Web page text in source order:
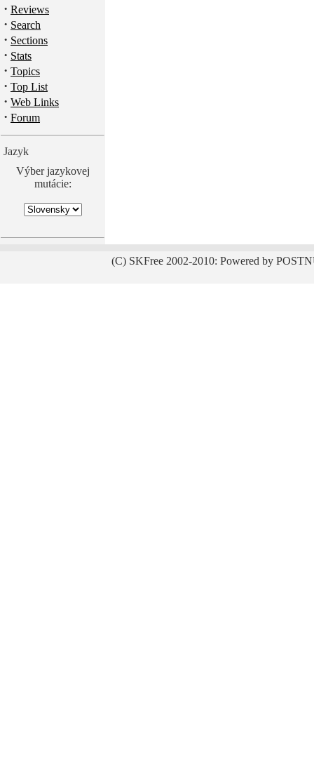
· Reviews
· Search
· Sections
· Stats
· Topics
· Top List
· Web Links
· Forum
Jazyk
Výber jazykovej
mutácie:
(C) SKFree 2002-2010: Powered by